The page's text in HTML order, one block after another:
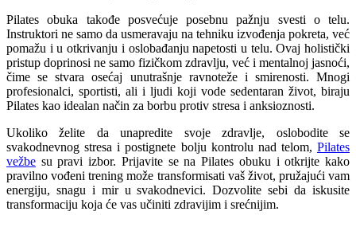
Pilates obuka takođe posvećuje posebnu pažnju svesti o telu.
Instruktori ne samo da usmeravaju na tehniku izvođenja pokreta, već
pomažu i u otkrivanju i oslobađanju napetosti u telu. Ovaj holistički
pristup doprinosi ne samo fizičkom zdravlju, već i mentalnoj jasnoći,
čime se stvara osećaj unutrašnje ravnoteže i smirenosti. Mnogi
profesionalci, sportisti, ali i ljudi koji vode sedentaran život, biraju
Pilates kao idealan način za borbu protiv stresa i anksioznosti.
Ukoliko želite da unapredite svoje zdravlje, oslobodite se
svakodnevnog stresa i postignete bolju kontrolu nad telom, Pilates
vežbe su pravi izbor. Prijavite se na Pilates obuku i otkrijte kako
pravilno vođeni trening može transformisati vaš život, pružajući vam
energiju, snagu i mir u svakodnevici. Dozvolite sebi da iskusite
transformaciju koja će vas učiniti zdravijim i srećnijim.